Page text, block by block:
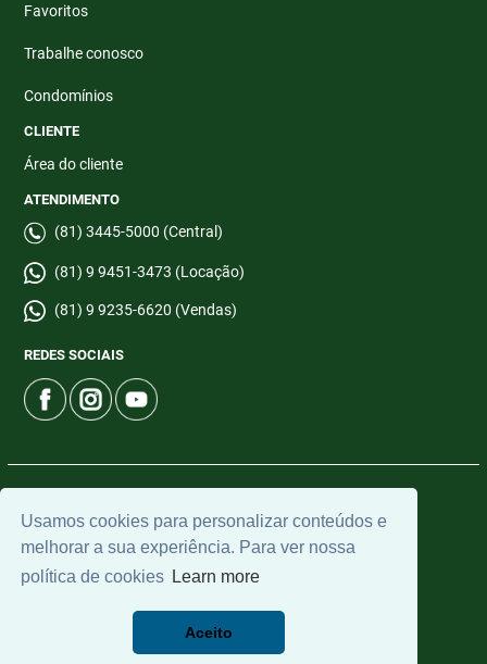
Usamos cookies para personalizar conteúdos e
melhorar a sua experiência. Para ver nossa
política de cookies Learn more
Aceito
Favoritos
Trabalhe conosco
Condomínios
CLIENTE
Área do cliente
ATENDIMENTO
(81) 3445-5000 (Central)
(81) 9 9451-3473 (Locação)
(81) 9 9235-6620 (Vendas)
REDES SOCIAIS
Universal Software.